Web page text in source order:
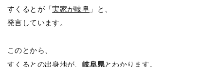
すくるとが「実家が岐阜 」と、
発言しています。
このとから、
すくるとの出身地が、 岐阜県とわかります。